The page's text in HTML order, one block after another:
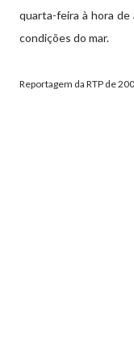
quarta-feira à hora de
condições do mar.
Reportagem da RTP de